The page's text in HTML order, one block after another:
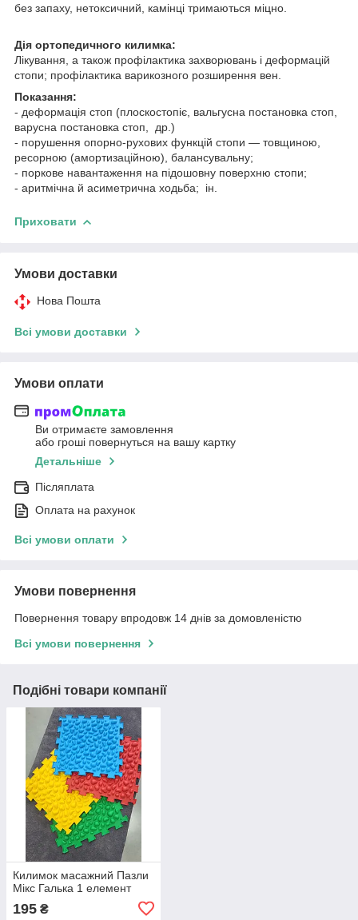
без запаху, нетоксичний, камінці тримаються міцно.
Дія ортопедичного килимка:
Лікування, а також профілактика захворювань і деформацій
стопи; профілактика варикозного розширення вен.
Показання:
- деформація стоп (плоскостопіє, вальгусна постановка стоп,
варусна постановка стоп, др.)
- порушення опорно-рухових функцій стопи — товщиною,
ресорною (амортизаційною), балансувальну;
- поркове навантаження на підошовну поверхню стопи;
- аритмічна й асиметрична ходьба; ін.
Приховати
Умови доставки
Нова Пошта
Всі умови доставки
Умови оплати
Ви отримаєте замовлення
або гроші повернуться на вашу картку
Детальніше
Післяплата
Оплата на рахунок
Всі умови оплати
Умови повернення
Повернення товару впродовж 14 днів за домовленістю
Всі умови повернення
Подібні товари компанії
Килимок масажний Пазли
Мікс Галька 1 елемент
195 ₴